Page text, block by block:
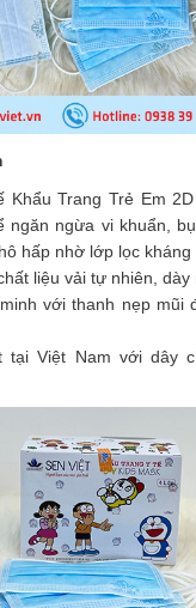
Khẩu Trang Trẻ Em
ngăn ngừa vi khuẩn,
hấp nhờ lớp lọc kháng
liệu vải tự nhiên, dày
với thanh nẹp mũi
tại Việt Nam với dây